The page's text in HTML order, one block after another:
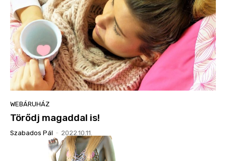
WEBÁRUHÁZ
Törődj magaddal is!
Szabados Pál - 2022.10.11.